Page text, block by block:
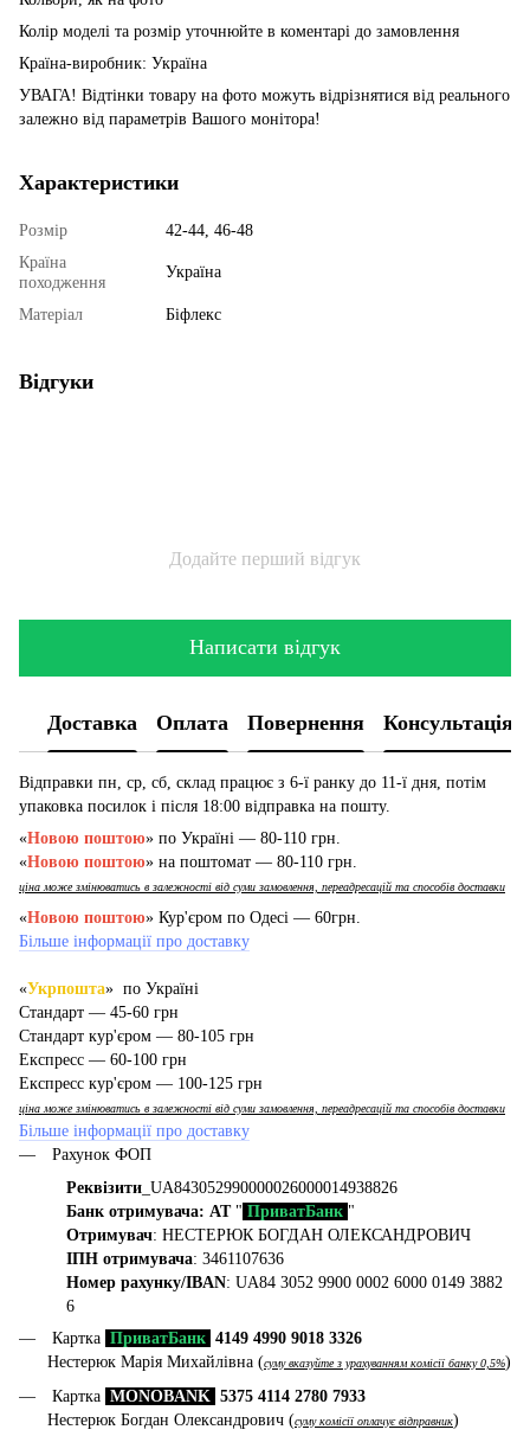
Колір моделі та розмір уточнюйте в коментарі до замовлення
Країна-виробник: Україна
УВАГА! Відтінки товару на фото можуть відрізнятися від реального
залежно від параметрів Вашого монітора!
Характеристики
Розмір
42-44, 46-48
Країна
походження
Україна
Матеріал Біфлекс
Відгуки
Додайте перший відгук
Написати відгук
Доставка Оплата Повернення Консультація
Відправки пн, ср, сб, склад працює з 6-ї ранку до 11-ї дня, потім
упаковка посилок і після 18:00 відправка на пошту.
«Новою поштою» по Україні — 80-110 грн.
«Новою поштою» на поштомат — 80-110 грн.
ціна може змінюватись в залежності від суми замовлення, переадресацій та способів доставки
«Новою поштою» Кур'єром по Одесі — 60грн.
Більше інформації про доставку
«Укрпошта» по Україні
Стандарт — 45-60 грн
Стандарт кур'єром — 80-105 грн
Експресс — 60-100 грн
Експресс кур'єром — 100-125 грн
ціна може змінюватись в залежності від суми замовлення, переадресацій та способів доставки
Більше інформації про доставку
Рахунок ФОП
Реквізити _UA843052990000026000014938826
Банк отримувача: АТ" ПриватБанк "
Отримувач: НЕСТЕРЮК БОГДАН ОЛЕКСАНДРОВИЧ
ІПН отримувача: 3461107636
Номер рахунку/IBAN: UA84 3052 9900 0002 6000 0149 3882
6
Картка ПриватБанк 4149 4990 9018 3326
Нестерюк Марія Михайлівна (суму вказуйте з урахуванням комісії банку 0,5%)
Картка MONOBANK 5375 4114 2780 7933
Нестерюк Богдан Олександрович (суму комісії оплачує відправник)